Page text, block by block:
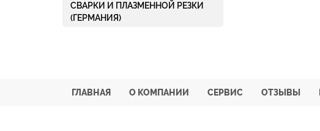
СВАРКИ И ПЛАЗМЕННОЙ РЕЗКИ
(ГЕРМАНИЯ)
ГЛАВНАЯ О КОМПАНИИ СЕРВИС ОТЗЫВЫ